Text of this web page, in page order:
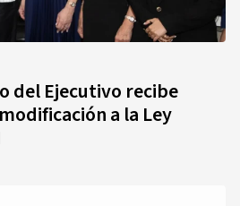
del Ejecutivo recibe
a la Ley